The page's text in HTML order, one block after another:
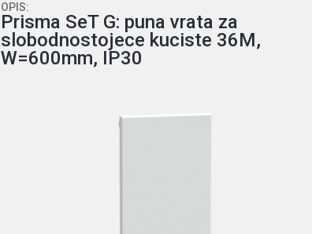
OPIS:
Prisma SeT G: puna vrata za
slobodnostojece kuciste 36M,
W=600mm, IP30